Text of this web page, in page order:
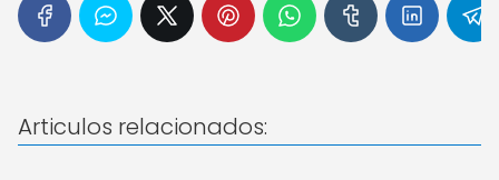
Articulos relacionados: